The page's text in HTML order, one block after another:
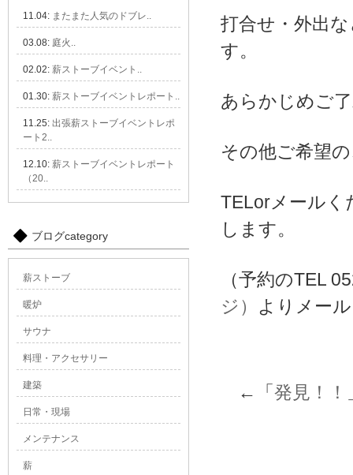
打合せ・外出
す。
あらかじめご
その他ご希望
TELorメールく
します。
（予約のTEL
ジ）
よりメー
←「発見！！
11.04: またまた人気のドブレ..
03.08: 庭火..
02.02: 薪ストーブイベント..
01.30: 薪ストーブイベントレポート..
11.25: 出張薪ストーブイベントレポ
ート2..
12.10: 薪ストーブイベントレポート
（20..
ブログcategory
薪ストーブ
暖炉
サウナ
料理・アクセサリー
建築
日常・現場
メンテナンス
薪